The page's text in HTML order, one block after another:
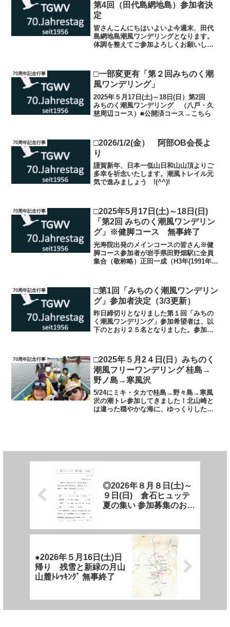
第4回（田代島網地島）参加者決
定
皆さんこんにちはいよいよ今週末、田代
島網地島潮風ワンデリングとなります。
体調を整えてご参加よろしくお願いしま
参考にしてください。船酔いしやすい方
は念のため酔い止...
70周年記念行事
□一部変更有「第２回みちのく潮
風ワンデリング」
2025年５月17日(土)～18日(日）第2回
みちのく潮風ワンデリング （八戸・久
慈周辺コース）■公開済コース→こちら
70周年記念行事
□2026/1/2(金） 阿部OB会長よ
り
謹賀新年、日本一低山日和山山頂よりご
多幸を祈念いたします。潮風トレイル元
気で進みましょう !(^^)!
70周年記念行事
□2025年5月17日(土)～18日(日)
「第2回 みちのく潮風ワンデリン
グ」※健脚コース 無事終了
光寿院出発のメインコースの皆さん※健
脚コース参加者が岩手県田野畑駅に全員
集合（敬称略）正田一成（H3年(1991年)
年(1993年)度卒）竹田多佳...
70周年記念行事
□第1回「みちのく潮風ワンデリン
グ」参加者決定（3/3更新）
昨日締切りとなりました第１回「みちの
く潮風ワンデリング」参加希望者は、以
下のとおり２５名となりました。参加申
1】参加申込みは、今後も受け付けますの
で下記フォームからお願い...
70周年記念行事
□2025年５月2４日(日）みちのく
潮風フリーワンデリング 桂島→
野ノ島→寒風沢
5/24にミキ・タカで桂島→野々島→寒風
沢の潮トレ参加してきました！北山崎と
は違った穏やかな海に、ゆっくりした時
◎2026年８月８日(土)～
９日(日) 倉石ヒュッテ
夏の集い 参加募集のお知
●2026年５月16日(土)日
帰り 残雪と新緑の月山
山麓ﾄﾚｯｷﾝｸﾞ 無事終了